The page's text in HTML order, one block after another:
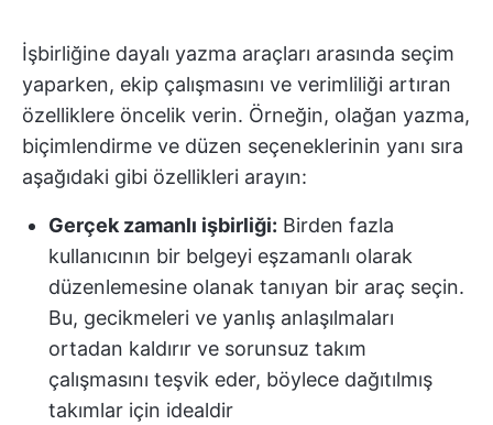
İşbirliğine dayalı yazma araçları arasında seçim
yaparken, ekip çalışmasını ve verimliliği artıran
özelliklere öncelik verin. Örneğin, olağan yazma,
biçimlendirme ve düzen seçeneklerinin yanı sıra
aşağıdaki gibi özellikleri arayın:
Gerçek zamanlı işbirliği: Birden fazla
kullanıcının bir belgeyi eşzamanlı olarak
düzenlemesine olanak tanıyan bir araç seçin.
Bu, gecikmeleri ve yanlış anlaşılmaları
ortadan kaldırır ve sorunsuz takım
çalışmasını teşvik eder, böylece dağıtılmış
takımlar için idealdir